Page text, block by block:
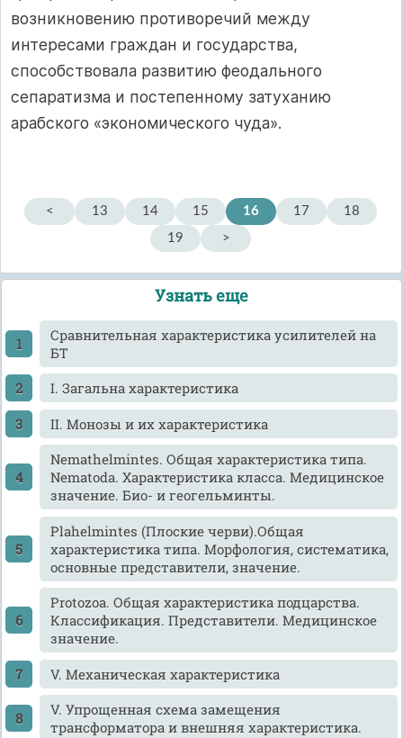
возникновению противоречий между
интересами граждан и государства,
способствовала развитию феодального
сепаратизма и постепенному затуханию
арабского «экономического чуда».
< 13 14 15 16 17
18
19
>
Узнать еще
Cравнительная характеристика усилителей на
БТ
I. Загальна характеристика
II. Монозы и их характеристика
Nemathelmintes. Общая характеристика типа.
Nematoda. Характеристика класса. Медицинское
значение. Био- и геогельминты.
Plahelmintes (Плоские черви).Общая
характеристика типа. Морфология, систематика,
основные представители, значение.
Protozoa. Общая характеристика подцарства.
Классификация. Представители. Медицинское
значение.
V. Механическая характеристика
V. Упрощенная схема замещения
трансформатора и внешняя характеристика.